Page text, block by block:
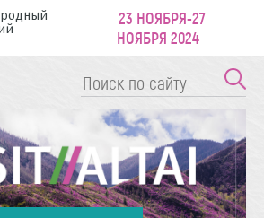
23 НОЯБРЯ-27
НОЯБРЯ 2024